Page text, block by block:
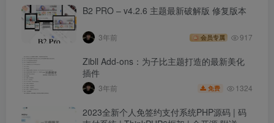
B2 PRO – v4.2.6 主题最新破解版 修复版本
3年前 会员专属 917
Zibll Add-ons：为子比主题打造的最新美化
插件
3年前 免费 1324
2023全新个人免签约支付系统PHP源码 | 码